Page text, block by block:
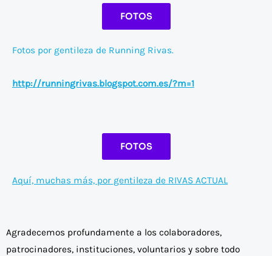
FOTOS
Fotos por gentileza de Running Rivas.
http://runningrivas.blogspot.com.es/?m=1
FOTOS
Aquí, muchas más, por gentileza de RIVAS ACTUAL
Agradecemos profundamente a los colaboradores,
patrocinadores, instituciones, voluntarios y sobre todo